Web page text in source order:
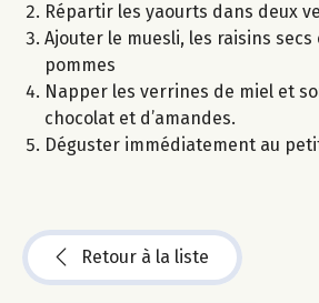
Répartir les yaourts dans deux
Ajouter le muesli, les raisins
pommes
Napper les verrines de miel et
chocolat et d’amandes.
Déguster immédiatement au
Retour à la liste